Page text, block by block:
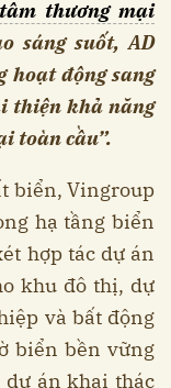
thương mại
sáng suốt, AD
hoạt động sang
thiện khả năng
toàn cầu”.
biển, Vingroup
hạ tầng biển
hợp tác dự án
khu đô thị, dự
và bất động
biển bền vững
dự án khai thác